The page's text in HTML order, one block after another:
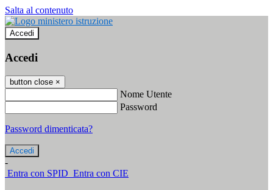
Salta al contenuto
Accedi
Accedi
button close ×
Nome Utente
Password
Password dimenticata?
-
Entra con SPID Entra con CIE